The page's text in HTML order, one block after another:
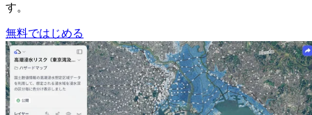
す。
無料ではじめる